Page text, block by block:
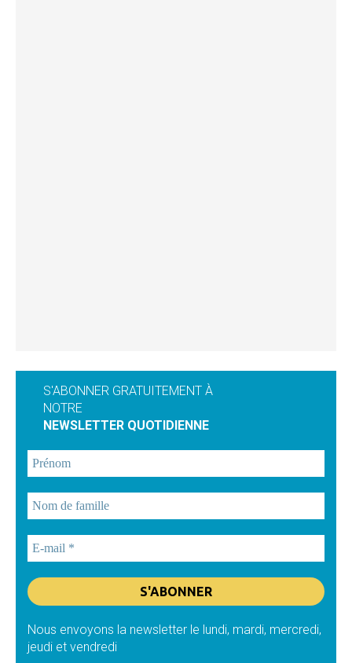
S'ABONNER GRATUITEMENT À
NOTRE
NEWSLETTER QUOTIDIENNE
Nous envoyons la newsletter le lundi, mardi, mercredi,
jeudi et vendredi